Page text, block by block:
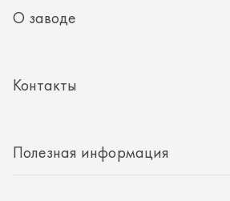
8 (351) 354-32-44